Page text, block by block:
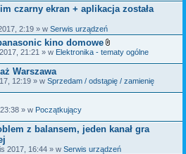
n
i
czarny ekran + aplikacja została
2:19 » w Serwis urządzeń
kino domowe
Z
ł
c
z
i
21:21 » w Elektronika - tematy ogólne
Warszawa
12:19 » w Sprzedam / odstąpię / zamienię
» w Początkujący
z balansem, jeden kanał gra
2017, 16:44 » w Serwis urządzeń